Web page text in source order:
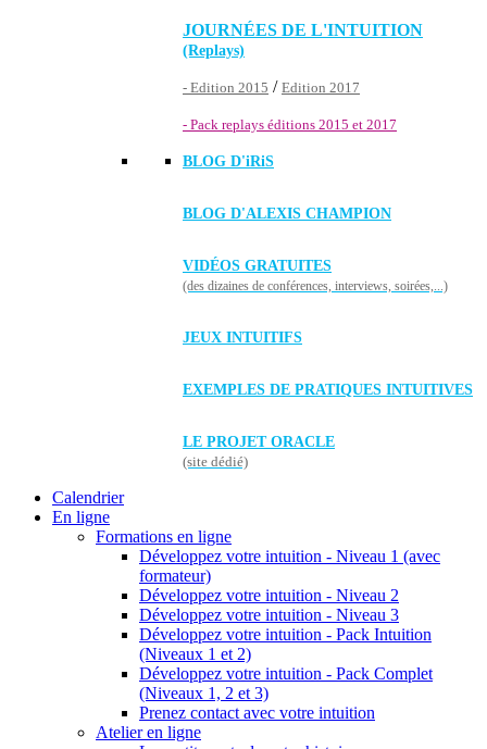
JOURNÉES DE L'INTUITION
(Replays)
- Edition 2015 / Edition 2017
- Pack replays éditions 2015 et 2017
BLOG D'iRiS
BLOG D'ALEXIS CHAMPION
VIDÉOS GRATUITES
(des dizaines de conférences, interviews, soirées,...)
JEUX INTUITIFS
EXEMPLES DE PRATIQUES INTUITIVES
LE PROJET ORACLE
(site dédié)
Calendrier
En ligne
Formations en ligne
Développez votre intuition - Niveau 1 (avec
formateur)
Développez votre intuition - Niveau 2
Développez votre intuition - Niveau 3
Développez votre intuition - Pack Intuition
(Niveaux 1 et 2)
Développez votre intuition - Pack Complet
(Niveaux 1, 2 et 3)
Prenez contact avec votre intuition
Atelier en ligne